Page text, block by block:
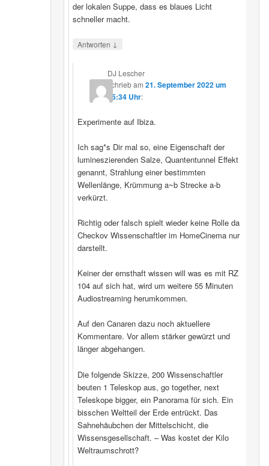
der lokalen Suppe, dass es blaues Licht
schneller macht.
Antworten ↓
DJ Lescher
schriebam 21. September 2022 um
05:34 Uhr:
Experimente auf Ibiza.
Ich sag*s Dir mal so, eine Eigenschaft der
lumineszierenden Salze, Quantentunnel Effekt
genannt, Strahlung einer bestimmten
Wellenlänge, Krümmung a~b Strecke a-b
verkürzt.
Richtig oder falsch spielt wieder keine Rolle da
Checkov Wissenschaftler im HomeCinema nur
darstellt.
Keiner der ernsthaft wissen will was es mit RZ
104 auf sich hat, wird um weitere 55 Minuten
Audiostreaming herumkommen.
Auf den Canaren dazu noch aktuellere
Kommentare. Vor allem stärker gewürzt und
länger abgehangen.
Die folgende Skizze, 200 Wissenschaftler
beuten 1 Teleskop aus, go together, next
Teleskope bigger, ein Panorama für sich. Ein
bisschen Weltteil der Erde entrückt. Das
Sahnehäubchen der Mittelschicht, die
Wissensgesellschaft. – Was kostet der Kilo
Weltraumschrott?